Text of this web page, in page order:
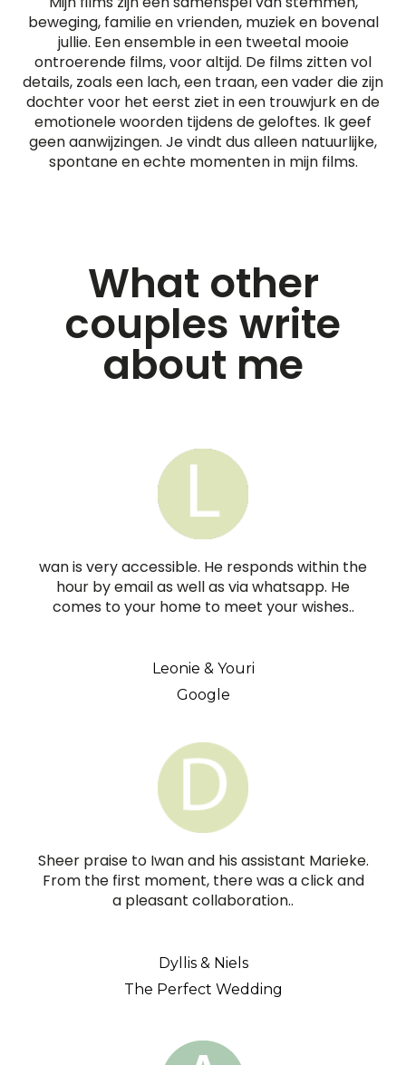
beweging, familie en vrienden, muziek en bovenal
jullie. Een ensemble in een tweetal mooie
ontroerende films, voor altijd. De films zitten vol
details, zoals een lach, een traan, een vader die zijn
dochter voor het eerst ziet in een trouwjurk en de
emotionele woorden tijdens de geloftes. Ik geef
geen aanwijzingen. Je vindt dus alleen natuurlijke,
spontane en echte momenten in mijn films.
What other
couples write
about me
wan is very accessible. He responds within the
hour by email as well as via whatsapp. He
comes to your home to meet your wishes..
Leonie & Youri
Google
Sheer praise to Iwan and his assistant Marieke.
From the first moment, there was a click and
a pleasant collaboration..
Dyllis & Niels
The Perfect Wedding